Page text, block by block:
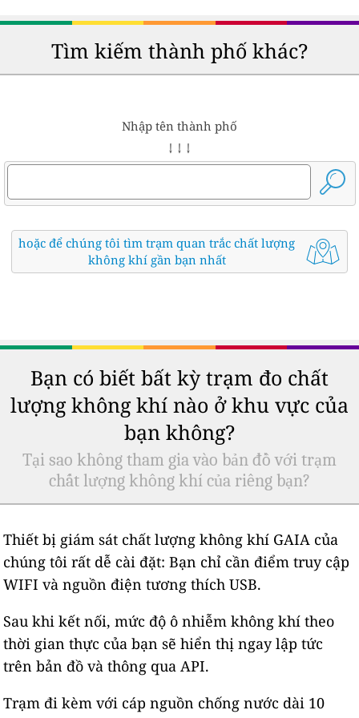
Tìm kiếm thành phố khác?
Nhập tên thành phố
↓ ↓ ↓
hoặc để chúng tôi tìm trạm quan trắc chất lượng
không khí gần bạn nhất
Bạn có biết bất kỳ trạm đo chất
lượng không khí nào ở khu vực của
bạn không?
Tại sao không tham gia vào bản đồ với trạm
chất lượng không khí của riêng bạn?
Thiết bị giám sát chất lượng không khí GAIA của
chúng tôi rất dễ cài đặt: Bạn chỉ cần điểm truy cập
WIFI và nguồn điện tương thích USB.
Sau khi kết nối, mức độ ô nhiễm không khí theo
thời gian thực của bạn sẽ hiển thị ngay lập tức
trên bản đồ và thông qua API.
Trạm đi kèm với cáp nguồn chống nước dài 10